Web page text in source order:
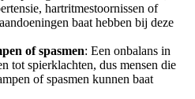
hartritmestoornissen of
baat hebben bij deze
of spasmen: Een onbalans in
tot spierklachten, dus mensen die
of spasmen kunnen baat